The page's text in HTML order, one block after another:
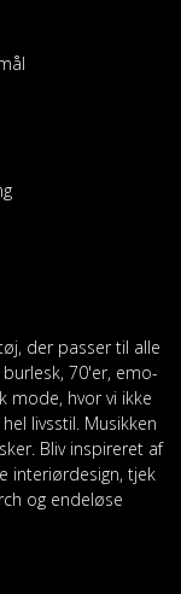
der passer til alle
70'er, emo-
mode, hvor vi ikke
livsstil. Musikken
Bliv inspireret af
interiørdesign, tjek
og endeløse